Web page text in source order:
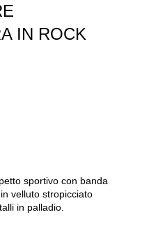
IN ROCK
sportivo con banda
velluto stropicciato
in palladio.